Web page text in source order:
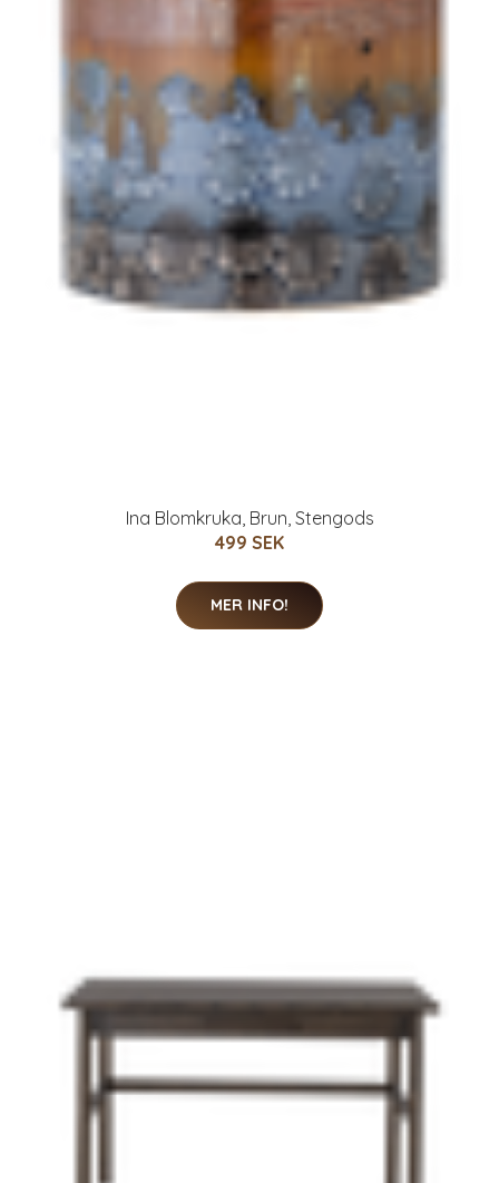
Ina Blomkruka, Brun, Stengods
499 SEK
MER INFO!